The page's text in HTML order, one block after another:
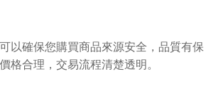
以確保您購買商品來源安全，品質有保
格合理，交易流程清楚透明。